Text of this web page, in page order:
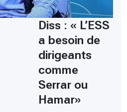
Diss : « L’ESS
a besoin de
dirigeants
comme
Serrar ou
Hamar»